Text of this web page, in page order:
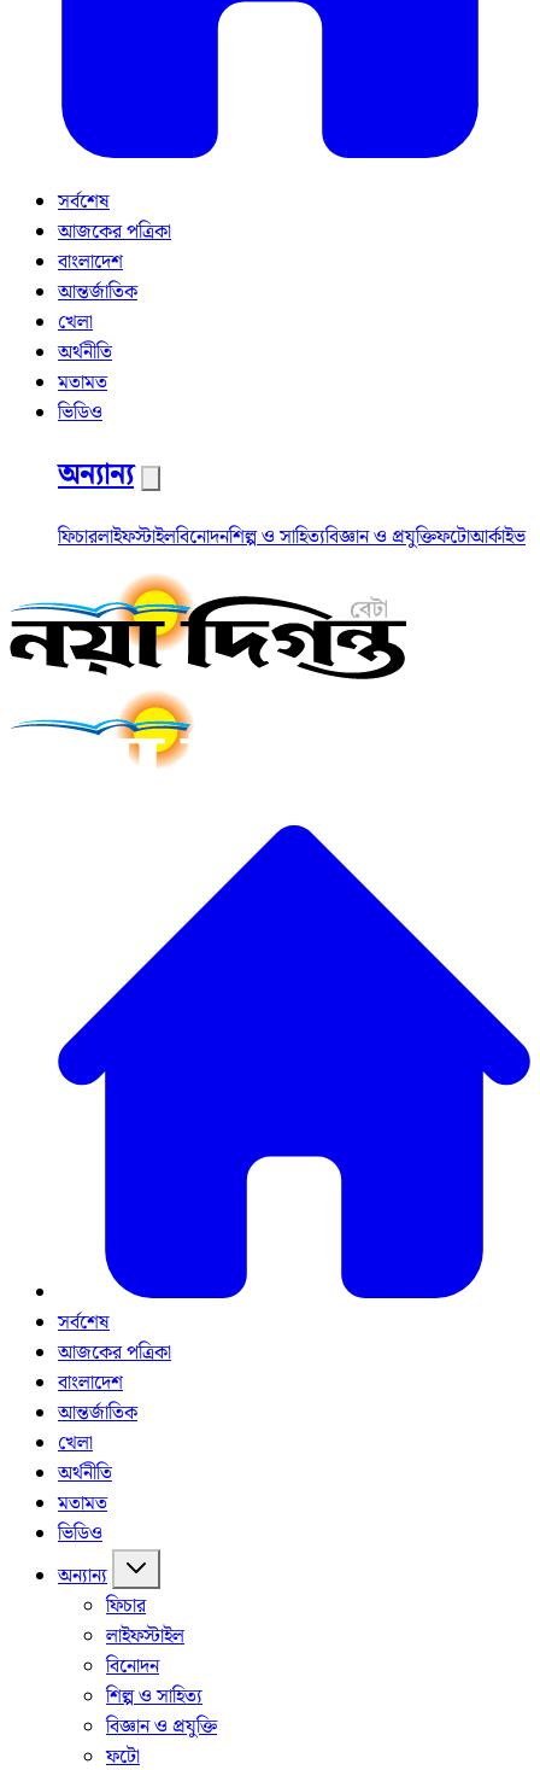
সর্বশেষ
আজকের পত্রিকা
বাংলাদেশ
আন্তর্জাতিক
খেলা
অর্থনীতি
মতামত
ভিডিও
অন্যান্য
ফিচারলাইফস্টাইলবিনোদনশিল্প ও সাহিত্যবিজ্ঞান ও প্রযুক্তিফটোআর্কাইভ
সর্বশেষ
আজকের পত্রিকা
বাংলাদেশ
আন্তর্জাতিক
খেলা
অর্থনীতি
মতামত
ভিডিও
অন্যান্য
ফিচার
লাইফস্টাইল
বিনোদন
শিল্প ও সাহিত্য
বিজ্ঞান ও প্রযুক্তি
ফটো